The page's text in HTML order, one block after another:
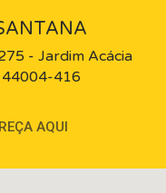
- Jardim Acácia
44004-416
AQUI